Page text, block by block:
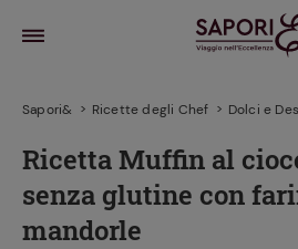
Sapori& Ricette degli Chef Dolci e
Ricetta Muffin al
senza glutine con
mandorle